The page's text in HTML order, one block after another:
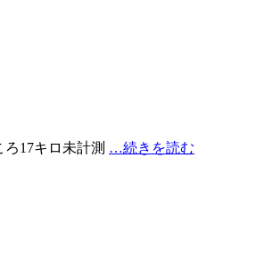
17キロ未計測 …続きを読む